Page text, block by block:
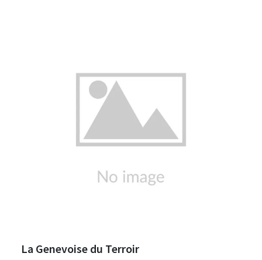
La Genevoise du Terroir